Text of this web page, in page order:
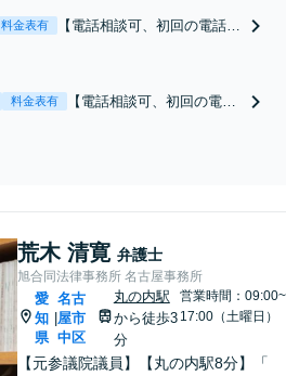
料金表有
【電話相談可、初回の電話相
後遺障害認定の豊富な実績あ
り！30年以上の経験を活かし
料金表有
【電話相談可、初回の電話
す【弁護士歴30年以上】未
／労災など豊富な実績あ
り！労使双方の対応可能で
す【夜間休日対応】
荒木 清寛 弁護士
旭合同法律事務所 名古屋事務所
愛
知
県
名古
屋市
中区
丸の内駅
から徒歩3
分
営業時間：09:00~
17:00（土曜日）
【元参議院議員】【丸の内駅8分】「